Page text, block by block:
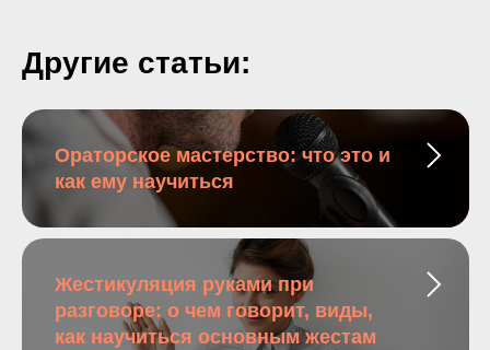
Другие статьи:
Ораторское мастерство: что это и
как ему научиться
Жестикуляция руками при
разговоре: о чем говорит, виды,
как научиться основным жестам